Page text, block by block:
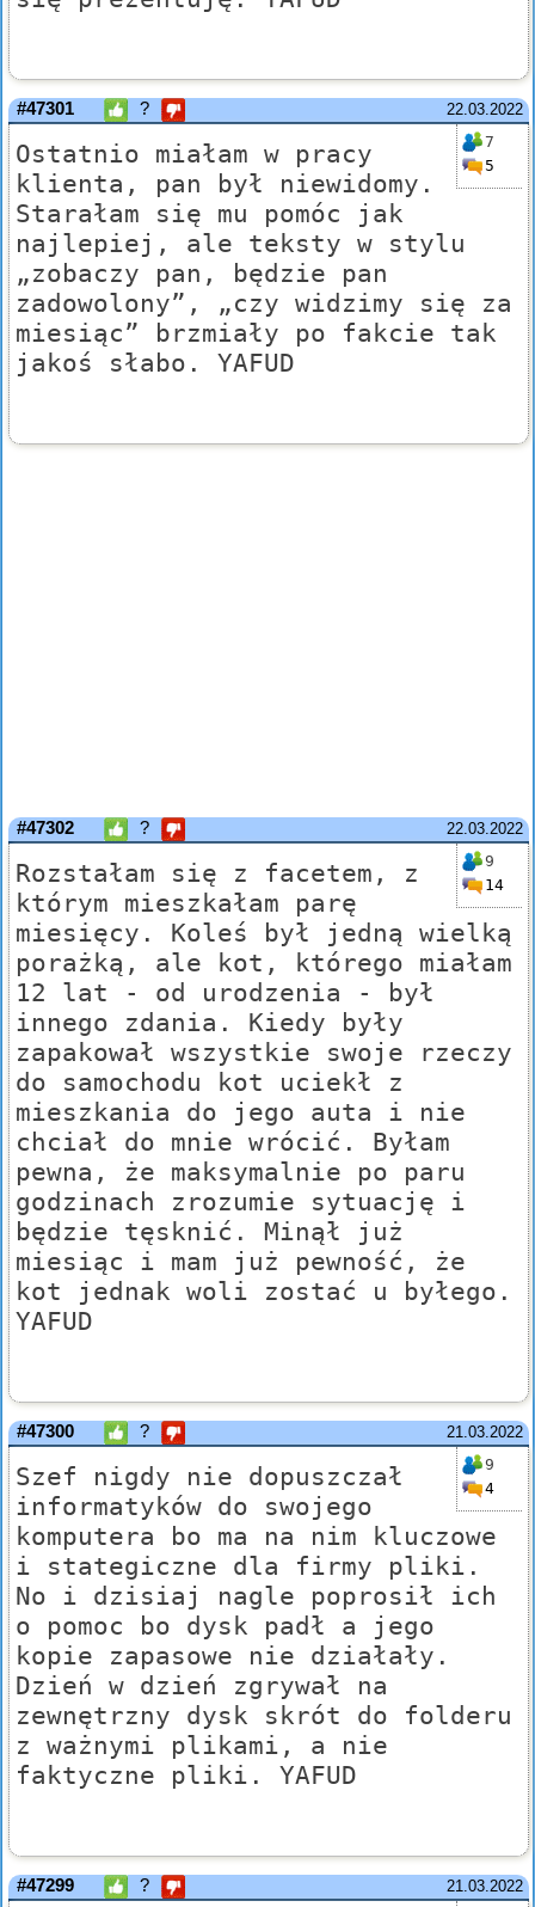
22.03.2022
#47301 ?
7
5
Ostatnio miałam w pracy
klienta, pan był niewidomy.
Starałam się mu pomóc jak
najlepiej, ale teksty w stylu
„zobaczy pan, będzie pan
zadowolony”, „czy widzimy się za
miesiąc” brzmiały po fakcie tak
jakoś słabo. YAFUD
22.03.2022
#47302 ?
9
14
Rozstałam się z facetem, z
którym mieszkałam parę
miesięcy. Koleś był jedną wielką
porażką, ale kot, którego miałam
12 lat - od urodzenia - był
innego zdania. Kiedy były
zapakował wszystkie swoje rzeczy
do samochodu kot uciekł z
mieszkania do jego auta i nie
chciał do mnie wrócić. Byłam
pewna, że maksymalnie po paru
godzinach zrozumie sytuację i
będzie tęsknić. Minął już
miesiąc i mam już pewność, że
kot jednak woli zostać u byłego.
YAFUD
21.03.2022
#47300 ?
9
4
Szef nigdy nie dopuszczał
informatyków do swojego
komputera bo ma na nim kluczowe
i stategiczne dla firmy pliki.
No i dzisiaj nagle poprosił ich
o pomoc bo dysk padł a jego
kopie zapasowe nie działały.
Dzień w dzień zgrywał na
zewnętrzny dysk skrót do folderu
z ważnymi plikami, a nie
faktyczne pliki. YAFUD
21.03.2022
#47299 ?